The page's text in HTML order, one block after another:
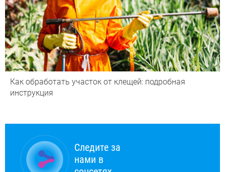
Как обработать участок от клещей: подробная
инструкция
Следите за
нами в